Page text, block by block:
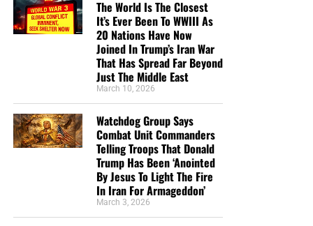
The World Is The Closest
It’s Ever Been To WWIII As
20 Nations Have Now
Joined In Trump’s Iran War
That Has Spread Far Beyond
Just The Middle East
March 10, 2026
Watchdog Group Says
Combat Unit Commanders
Telling Troops That Donald
Trump Has Been ‘Anointed
By Jesus To Light The Fire
In Iran For Armageddon’
March 3, 2026